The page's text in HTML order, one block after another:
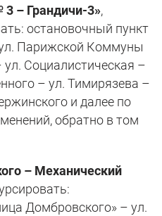
– Грандичи-3»,
остановочный пункт
Парижской Коммуны
Социалистическая –
– ул. Тимирязева –
и далее по
обратно в том
– Механический
Домбровского» – ул.